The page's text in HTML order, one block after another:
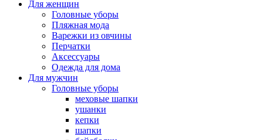
Для женщин
Головные уборы
Пляжная мода
Варежки из овчины
Перчатки
Аксессуары
Одежда для дома
Для мужчин
Головные уборы
меховые шапки
ушанки
кепки
шапки